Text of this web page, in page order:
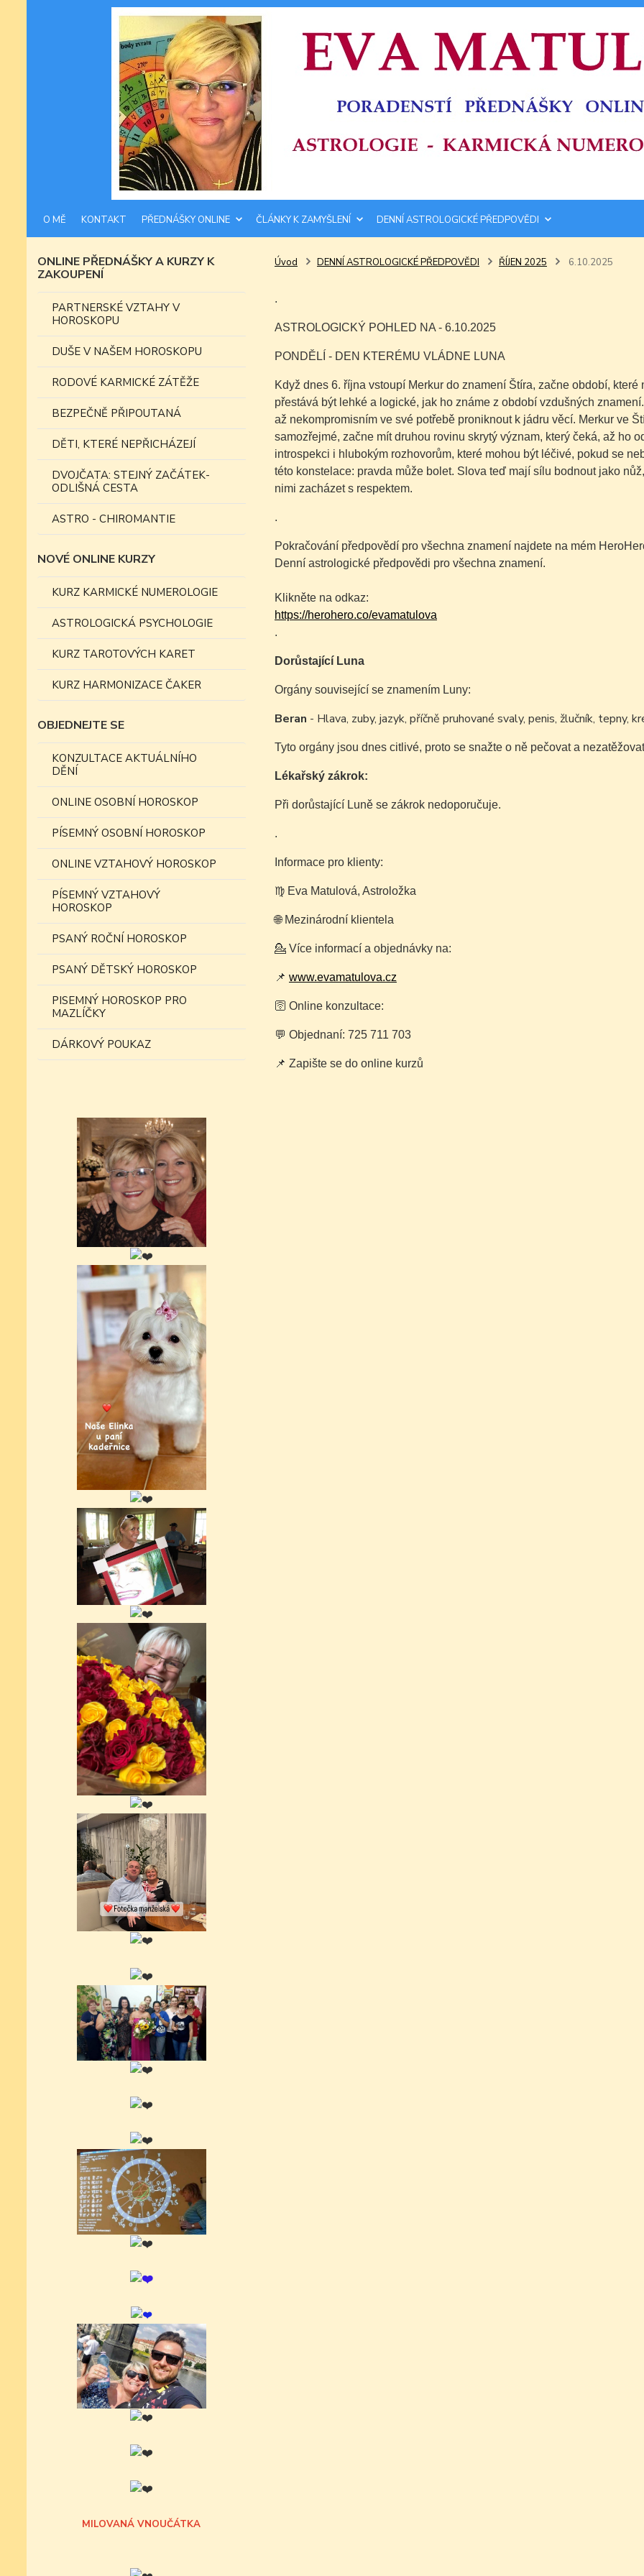
O MĚ KONTAKT PŘEDNÁŠKY ONLINE ČLÁNKY K ZAMYŠLENÍ DENNÍ ASTROLOGICKÉ PŘEDPOVĚDI
ONLINE PŘEDNÁŠKY A KURZY K
ZAKOUPENÍ
PARTNERSKÉ VZTAHY V
HOROSKOPU
DUŠE V NAŠEM HOROSKOPU
RODOVÉ KARMICKÉ ZÁTĚŽE
BEZPEČNĚ PŘIPOUTANÁ
DĚTI, KTERÉ NEPŘICHÁZEJÍ
DVOJČATA: STEJNÝ ZAČÁTEK-
ODLIŠNÁ CESTA
ASTRO - CHIROMANTIE
NOVÉ ONLINE KURZY
KURZ KARMICKÉ NUMEROLOGIE
ASTROLOGICKÁ PSYCHOLOGIE
KURZ TAROTOVÝCH KARET
KURZ HARMONIZACE ČAKER
OBJEDNEJTE SE
KONZULTACE AKTUÁLNÍHO
DĚNÍ
ONLINE OSOBNÍ HOROSKOP
PÍSEMNÝ OSOBNÍ HOROSKOP
ONLINE VZTAHOVÝ HOROSKOP
PÍSEMNÝ VZTAHOVÝ
HOROSKOP
PSANÝ ROČNÍ HOROSKOP
PSANÝ DĚTSKÝ HOROSKOP
PISEMNÝ HOROSKOP PRO
MAZLÍČKY
DÁRKOVÝ POUKAZ
MILOVANÁ VNOUČÁTKA
Úvod DENNÍ ASTROLOGICKÉ PŘEDPOVĚDI ŘÍJEN 2025 6.10.2025
.
ASTROLOGICKÝ POHLED NA - 6.10.2025
PONDĚLÍ - DEN KTERÉMU VLÁDNE LUNA
Když dnes 6. října vstoupí Merkur do znamení Štíra, začne období,
přestává být lehké a logické, jak ho známe z období vzdušných
až nekompromisním ve své potřebě proniknout k jádru věcí. Merkur ve
samozřejmé, začne mít druhou rovinu skrytý význam, který čeká, až ho
introspekci i hlubokým rozhovorům, které mohou být léčivé, pokud se
této konstelace: pravda může bolet. Slova teď mají sílu bodnout jako
nimi zacházet s respektem.
.
Pokračování předpovědí pro všechna znamení najdete na mém
Denní astrologické předpovědi pro všechna znamení.
Klikněte na odkaz:
https://herohero.co/evamatulova
.
Dorůstající Luna
Orgány související se znamením Luny:
Beran - Hlava, zuby, jazyk, příčně pruhované svaly, penis, žlučník, tepny,
Tyto orgány jsou dnes citlivé, proto se snažte o ně pečovat a
Lékařský zákrok:
Při dorůstající Luně se zákrok nedoporučuje.
.
Informace pro klienty:
♍️ Eva Matulová, Astroložka
🌐 Mezinárodní klientela
💁 Více informací a objednávky na:
📌 www.evamatulova.cz
🛜 Online konzultace:
💬 Objednaní: 725 711 703
📌 Zapište se do online kurzů